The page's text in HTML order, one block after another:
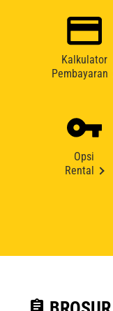
Kalkulator
Pembayaran
Opsi
Rental
assignment